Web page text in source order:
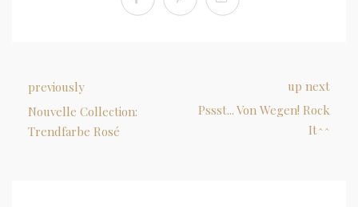
previously
Nouvelle Collection:
Trendfarbe Rosé
up next
Pssst... Von Wegen! Rock
It^^